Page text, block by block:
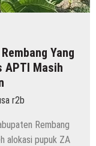
Yang
APTI Masih
r2b
Rembang
alokasi pupuk ZA